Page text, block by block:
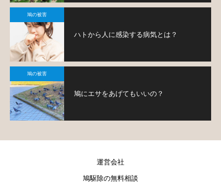
鳩の被害
ハトから人に感染する病気とは？
鳩の被害
鳩にエサをあげてもいいの？
運営会社
鳩駆除の無料相談